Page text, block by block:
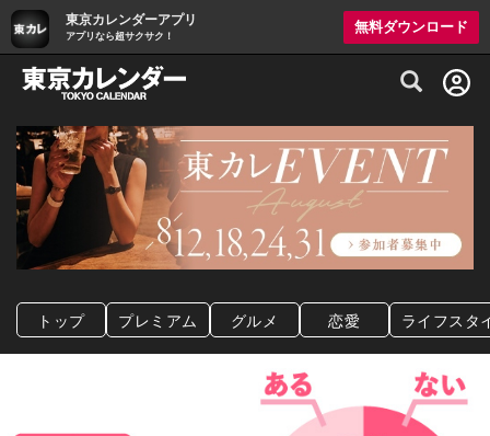
東京カレンダーアプリ
アプリなら超サクサク！
無料ダウンロード
グルメ情報・プレミアムレストラン予約
トップ プレミアム グルメ 恋愛 ライフスタ